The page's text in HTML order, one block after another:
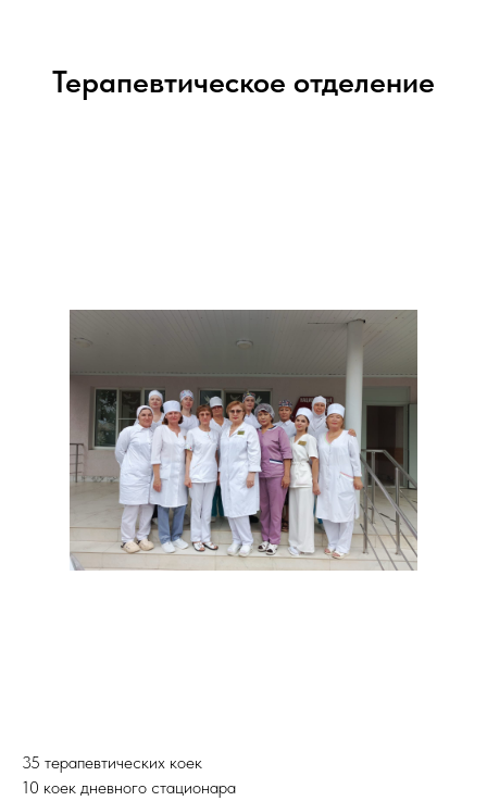
Терапевтическое отделение
35 терапевтических коек
10 коек дневного стационара